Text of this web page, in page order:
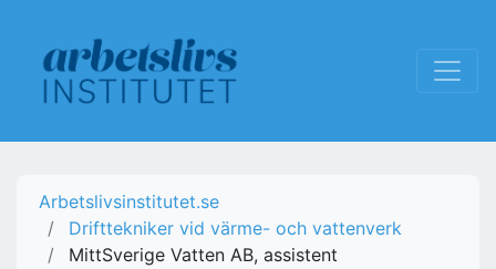
Arbetslivsinstitutet.se
Drifttekniker vid värme- och vattenverk
MittSverige Vatten AB, assistent